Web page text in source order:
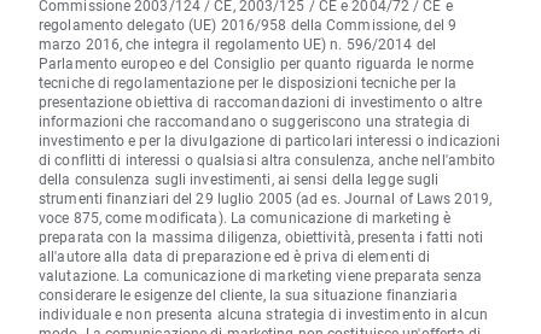
Commissione 2003/124 / CE, 2003/125 / CE e 2004/72 / CE e
regolamento delegato (UE) 2016/958 della Commissione, del 9
marzo 2016, che integra il regolamento UE) n. 596/2014 del
Parlamento europeo e del Consiglio per quanto riguarda le norme
tecniche di regolamentazione per le disposizioni tecniche per la
presentazione obiettiva di raccomandazioni di investimento o altre
informazioni che raccomandano o suggeriscono una strategia di
investimento e per la divulgazione di particolari interessi o indicazioni
di conflitti di interessi o qualsiasi altra consulenza, anche nell'ambito
della consulenza sugli investimenti, ai sensi della legge sugli
strumenti finanziari del 29 luglio 2005 (ad es. Journal of Laws 2019,
voce 875, come modificata). La comunicazione di marketing è
preparata con la massima diligenza, obiettività, presenta i fatti noti
all'autore alla data di preparazione ed è priva di elementi di
valutazione. La comunicazione di marketing viene preparata senza
considerare le esigenze del cliente, la sua situazione finanziaria
individuale e non presenta alcuna strategia di investimento in alcun